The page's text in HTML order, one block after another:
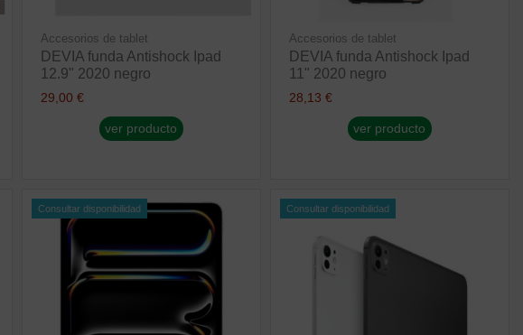
Accesorios de tablet
DEVIA funda Antishock Ipad
12.9" 2020 negro
29,00 €
ver producto
Accesorios de tablet
DEVIA funda Antishock Ipad
11" 2020 negro
28,13 €
ver producto
Consultar disponibilidad Consultar disponibilidad